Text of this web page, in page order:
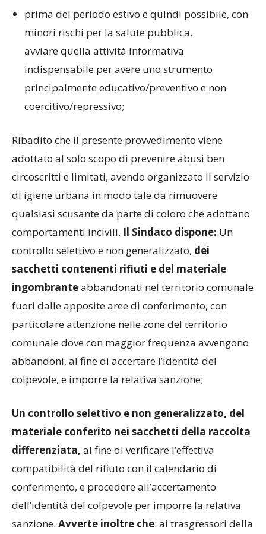
prima del periodo estivo è quindi possibile, con
minori rischi per la salute pubblica,
avviare quella attività informativa
indispensabile per avere uno strumento
principalmente educativo/preventivo e non
coercitivo/repressivo;
Ribadito che il presente provvedimento viene
adottato al solo scopo di prevenire abusi ben
circoscritti e limitati, avendo organizzato il servizio
di igiene urbana in modo tale da rimuovere
qualsiasi scusante da parte di coloro che adottano
comportamenti incivili. Il Sindaco dispone: Un
controllo selettivo e non generalizzato, dei
sacchetti contenenti rifiuti e del materiale
ingombranteabbandonati nel territorio comunale
fuori dalle apposite aree di conferimento, con
particolare attenzione nelle zone del territorio
comunale dove con maggior frequenza avvengono
abbandoni, al fine di accertare l’identità del
colpevole, e imporre la relativa sanzione;
Un controllo selettivo e non generalizzato, del
materiale conferito nei sacchetti della raccolta
differenziata, al fine di verificare l’effettiva
compatibilità del rifiuto con il calendario di
conferimento, e procedere all’accertamento
dell’identità del colpevole per imporre la relativa
sanzione. Avverte inoltre che: ai trasgressori della